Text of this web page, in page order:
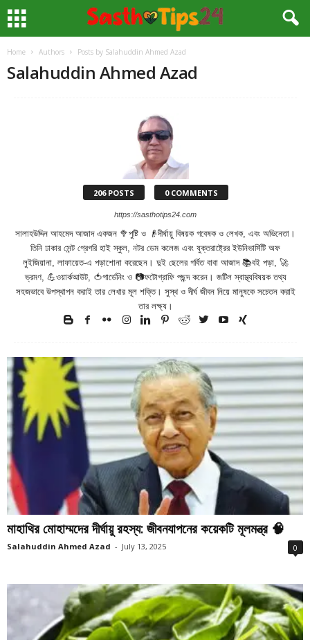
Home Authors Posts by Salahuddin Ahmed Azad
Salahuddin Ahmed Azad
206 POSTS 0 COMMENTS
https://sasthotips24.com
সালাহউদ্দিন আহমেদ আজাদ একজন 🥦পুষ্টি ও 👴দীর্ঘায়ু বিষয়ক গবেষক ও লেখক, এবং অভিনেতা।
তিনি ঢাকার সেন্ট গ্রেগরি হাই স্কুল, নটর ডেম কলেজ এবং যুক্তরাষ্ট্রের ইউনিভার্সিটি অফ
লুইজিয়ানা, লাফায়েত-এ পড়াশোনা করেছেন। দুই ছেলের গর্বিত বাবা আজাদ 📚বই পড়া, 🚀
ভ্রমণ, 💪ওয়ার্কআউট, 🍅গার্ডেনিং ও 📷ফটোগ্রাফি পছন্দ করেন। জটিল স্বাস্থ্যবিষয়ক তথ্য
সহজভাবে উপস্থাপন করাই তার লেখার মূল শক্তি। সুস্থ ও দীর্ঘ জীবন নিয়ে মানুষকে সচেতন করাই
তার লক্ষ্য।
মাহাথির মোহাম্মদের দীর্ঘায়ু রহস্য: জীবনযাপনের কয়েকটি মূলমন্ত্র 🧠
Salahuddin Ahmed Azad - July 13, 2025 0